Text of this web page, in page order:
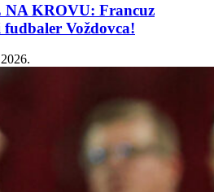
KROVU: Francuz
Voždovca!